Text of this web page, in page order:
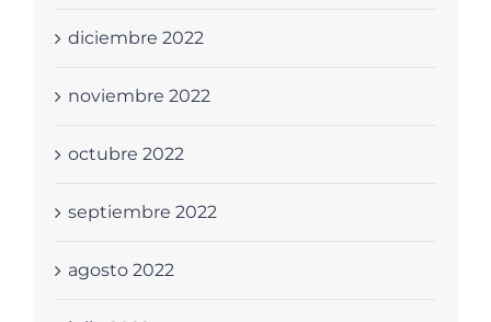
diciembre 2022
noviembre 2022
octubre 2022
septiembre 2022
agosto 2022